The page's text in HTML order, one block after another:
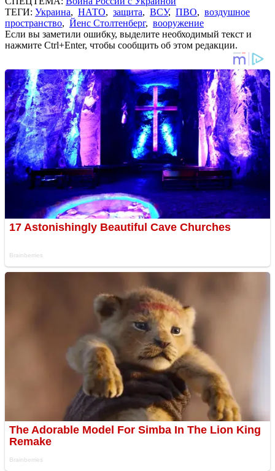
ТЕГИ: Украина, НАТО, защита, ВСУ, ПВО, воздушное
пространство, Йенс Столтенберг, вооружение
Если вы заметили ошибку, выделите необходимый текст и
нажмите Ctrl+Enter, чтобы сообщить об этом редакции.